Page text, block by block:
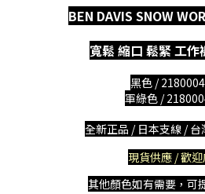
BEN DAVIS SNOW
寬鬆 縮口 鬆緊 工作
黑色 /
軍綠色 /
全新正品 / 日本支線 /
現貨供應 / 歡
其他顏色如有需要，可